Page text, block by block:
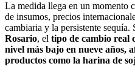
La medida llega en un momento
de insumos, precios
cambiaria y la persistente sequía.
Rosario, el tipo de cambio real
nivel más bajo en nueve años,
productos como la harina de